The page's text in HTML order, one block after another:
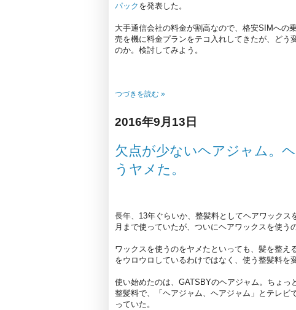
パック を発表した。
大手通信会社の料金が割高なので、格安SIMへの
売を機に料金プランをテコ入れしてきたが、どう
のか。検討してみよう。
つづきを読む »
2016年9月13日
欠点が少ないヘアジャム。
うヤメた。
長年、13年ぐらいか、整髪料としてヘアワックス
月まで使っていたが、ついにヘアワックスを使う
ワックスを使うのをヤメたといっても、髪を整
をウロウロしているわけではなく、使う整髪料を
使い始めたのは、GATSBYのヘアジャム。ちょっ
整髪料で、「ヘアジャム、ヘアジャム」とテレビ
っていた。